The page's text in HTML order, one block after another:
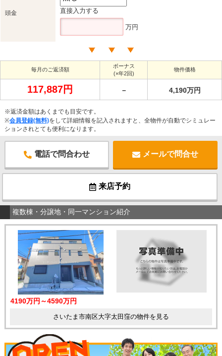
頭金 直接入力する
万円
毎月のご返済額
ボーナス
(×年2回)
物件価格
117,887円 － 4,190万円
※返済金額はあくまでも目安です。
※会員登録(無料)をして詳細情報を記入されますと、全物件が自動でシミュレー
ションされとても便利になります。
電話で問合わせ メールで問合せ
来店予約
複数棟・分譲地・同一マンション紹介
4190万円～4590万円
さいたま市南区大字太田窪の物件を見る